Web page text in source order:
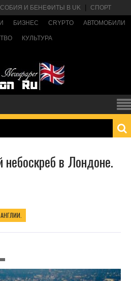
И БЕНЕФИТЫ В UK СПОРТ
БИЗНЕС CRYPTO АВТОМОБИЛИ
КУЛЬТУРА
в Лондоне.